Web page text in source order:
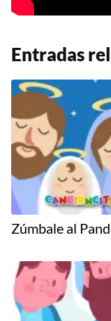
Entradas
Zúmbale al